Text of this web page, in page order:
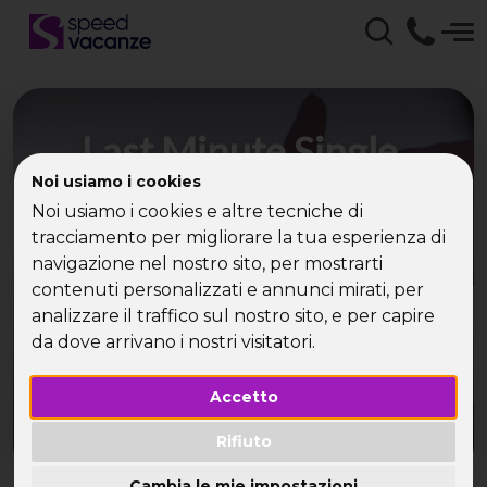
Noi usiamo i cookies
Noi usiamo i cookies e altre tecniche di
tracciamento per migliorare la tua esperienza di
navigazione nel nostro sito, per mostrarti
contenuti personalizzati e annunci mirati, per
analizzare il traffico sul nostro sito, e per capire
da dove arrivano i nostri visitatori.
Accetto
Rifiuto
Last Minute Single,
vacanze per single last
minute con
speedvacanze
Scopri l’anima gemella con le nostre vacanze per
single last minute, i viaggi per single last minute
più amati del web